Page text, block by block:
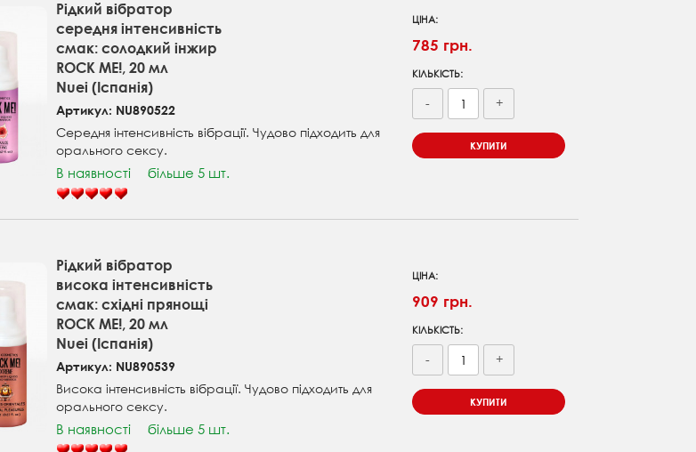
Рідкий вібратор
середня інтенсивність
смак: солодкий інжир
ROCK ME!, 20 мл
Nuei (Іспанія)
Артикул: NU890522
Середня інтенсивність вібрації. Чудово підходить для
орального сексу.
В наявності більше 5 шт.
ЦІНА:
785 грн.
КІЛЬКІСТЬ:
- +
КУПИТИ
Рідкий вібратор
висока інтенсивність
смак: східні прянощі
ROCK ME!, 20 мл
Nuei (Іспанія)
Артикул: NU890539
Висока інтенсивність вібрації. Чудово підходить для
орального сексу.
В наявності більше 5 шт.
ЦІНА:
909 грн.
КІЛЬКІСТЬ:
- +
КУПИТИ